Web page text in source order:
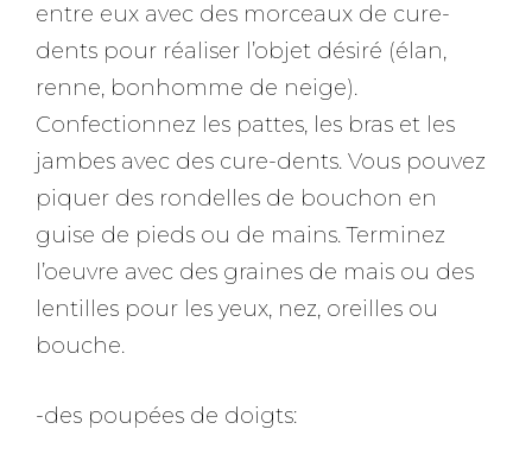
entre eux avec des morceaux de cure-
dents pour réaliser l’objet désiré (élan,
renne, bonhomme de neige).
Confectionnez les pattes, les bras et les
jambes avec des cure-dents. Vous pouvez
piquer des rondelles de bouchon en
guise de pieds ou de mains. Terminez
l’oeuvre avec des graines de mais ou des
lentilles pour les yeux, nez, oreilles ou
bouche.
-des poupées de doigts: